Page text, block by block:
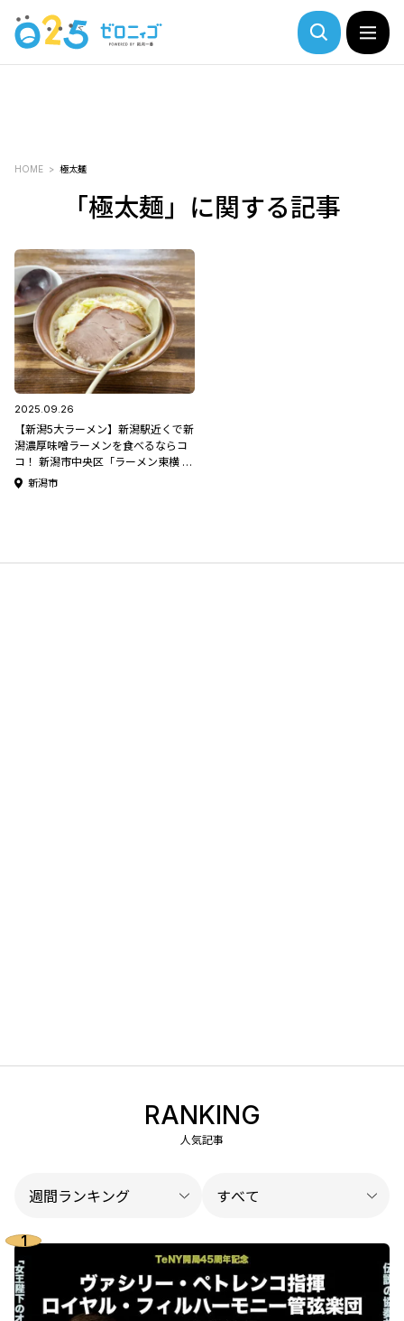
HOME 極太麺
「極太麺」に関する記事
2025.09.26
【新潟5大ラーメン】新潟駅近くで新
潟濃厚味噌ラーメンを食べるならコ
コ！ 新潟市中央区「ラーメン東横 笹
口店」【新潟ラーメン特集2025】
新潟市
RANKING
人気記事